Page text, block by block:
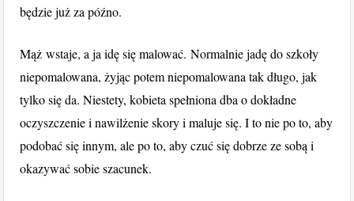
będzie już za późno.
Mąż wstaje, a ja idę się malować. Normalnie jadę do szkoły
niepomalowana, żyjąc potem niepomalowana tak długo, jak
tylko się da. Niestety, kobieta spełniona dba o dokładne
oczyszczenie i nawilżenie skory i maluje się. I to nie po to, aby
podobać się innym, ale po to, aby czuć się dobrze ze sobą i
okazywać sobie szacunek.